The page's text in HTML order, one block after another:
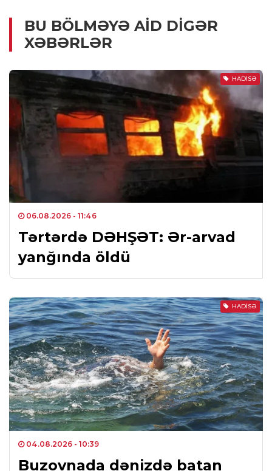
BU BÖLMƏYƏ AID DIGƏR
XƏBƏRLƏR
HADISƏ
06.08.2026 - 11:46
Tərtərdə DƏHŞƏT: Ər-arvad
yanğında öldü
HADISƏ
04.08.2026 - 10:39
Buzovnada dənizdə batan